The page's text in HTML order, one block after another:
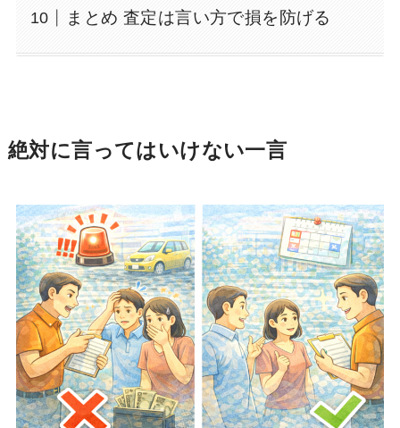
まとめ 査定は言い方で損を防げる
絶対に言ってはいけない一言